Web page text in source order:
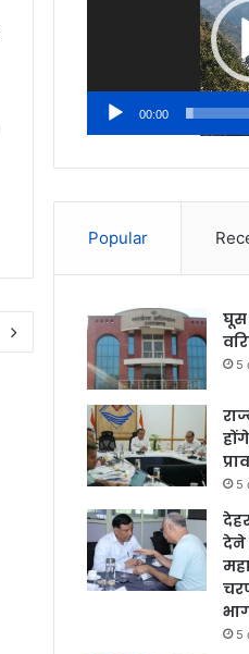
00:00
Popular
घूस
5
5
देने
5